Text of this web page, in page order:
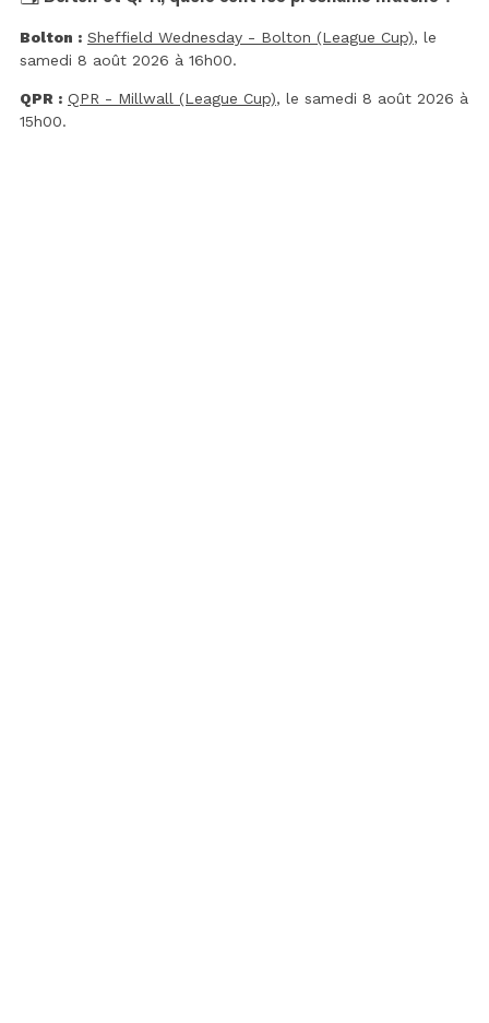
Bolton : Sheffield Wednesday - Bolton (League Cup), le
samedi 8 août 2026 à 16h00.
QPR : QPR - Millwall (League Cup), le samedi 8 août 2026 à
15h00.